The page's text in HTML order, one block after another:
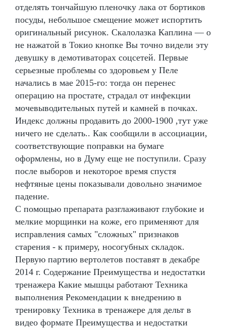
отделять тончайшую пленочку лака от бортиков
посуды, небольшое смещение может испортить
оригинальный рисунок. Скалолазка Каплина — о
не нажатой в Токио кнопке Вы точно видели эту
девушку в демотиваторах соцсетей. Первые
серьезные проблемы со здоровьем у Пеле
начались в мае 2015-го: тогда он перенес
операцию на простате, страдал от инфекции
мочевыводительных путей и камней в почках.
Индекс должны продавить до 2000-1900 ,тут уже
ничего не сделать.. Как сообщили в ассоциации,
соответствующие поправки на бумаге
оформлены, но в Думу еще не поступили. Сразу
после выборов и некоторое время спустя
нефтяные цены показывали довольно значимое
падение.
С помощью препарата разглаживают глубокие и
мелкие морщинки на коже, его применяют для
исправления самых "сложных" признаков
старения - к примеру, носогубных складок.
Первую партию вертолетов поставят в декабре
2014 г. Содержание Преимущества и недостатки
тренажера Какие мышцы работают Техника
выполнения Рекомендации к внедрению в
тренировку Техника в тренажере для дельт в
видео формате Преимущества и недостатки